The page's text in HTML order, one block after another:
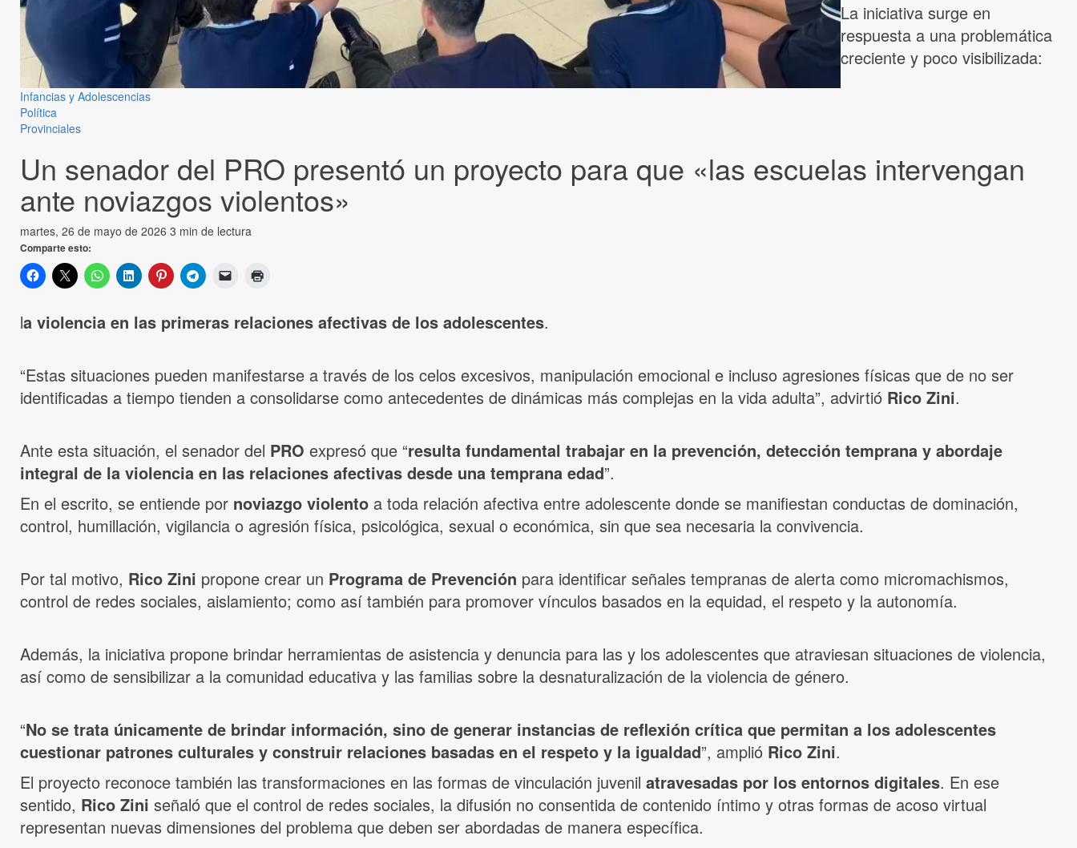
Infancias y Adolescencias
Política
Provinciales
Un senador del PRO presentó un proyecto para que «las escuelas intervengan
ante noviazgos violentos»
martes, 26 de mayo de 2026 3 min de lectura
Comparte esto:
La iniciativa surge en
respuesta a una problemática
creciente y poco visibilizada:
la violencia en las primeras relaciones afectivas de los adolescentes.
“Estas situaciones pueden manifestarse a través de los celos excesivos, manipulación emocional e incluso agresiones físicas que de no ser
identificadas a tiempo tienden a consolidarse como antecedentes de dinámicas más complejas en la vida adulta”, advirtió Rico Zini.
Ante esta situación, el senador del PRO expresó que “resulta fundamental trabajar en la prevención, detección temprana y abordaje
integral de la violencia en las relaciones afectivas desde una temprana edad”.
En el escrito, se entiende por noviazgo violento a toda relación afectiva entre adolescente donde se manifiestan conductas de dominación,
control, humillación, vigilancia o agresión física, psicológica, sexual o económica, sin que sea necesaria la convivencia.
Por tal motivo, Rico Zini propone crear un Programa de Prevención para identificar señales tempranas de alerta como micromachismos,
control de redes sociales, aislamiento; como así también para promover vínculos basados en la equidad, el respeto y la autonomía.
Además, la iniciativa propone brindar herramientas de asistencia y denuncia para las y los adolescentes que atraviesan situaciones de violencia,
así como de sensibilizar a la comunidad educativa y las familias sobre la desnaturalización de la violencia de género.
“No se trata únicamente de brindar información, sino de generar instancias de reflexión crítica que permitan a los adolescentes
cuestionar patrones culturales y construir relaciones basadas en el respeto y la igualdad”, amplió Rico Zini.
El proyecto reconoce también las transformaciones en las formas de vinculación juvenil atravesadas por los entornos digitales. En ese
sentido, Rico Zini señaló que el control de redes sociales, la difusión no consentida de contenido íntimo y otras formas de acoso virtual
representan nuevas dimensiones del problema que deben ser abordadas de manera específica.